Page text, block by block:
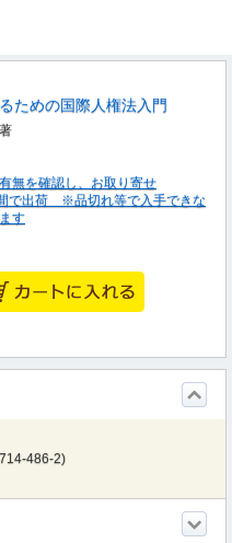
ための国際人権法入門
無を確認し、お取り寄せ
で出荷 ※品切れ等で入手できな
す
486-2)